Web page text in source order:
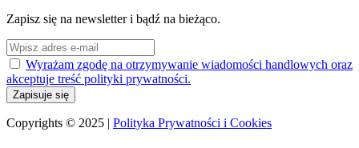
Zapisz się na newsletter i bądź na bieżąco.
Wyrażam zgodę na otrzymywanie wiadomości handlowych oraz
akceptuje treść polityki prywatności.
Copyrights © 2025 | Polityka Prywatności i Cookies